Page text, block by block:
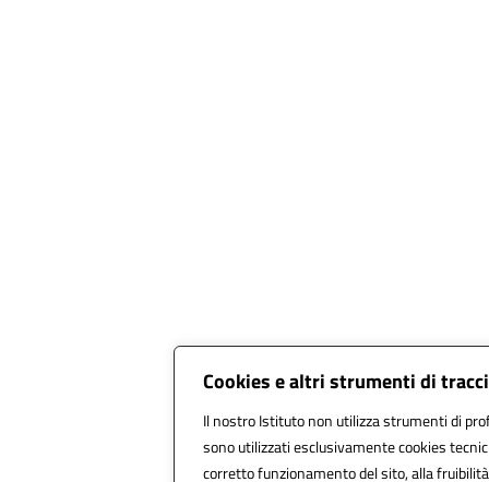
Cookies e altri strumenti di
Il nostro Istituto non utilizza strumenti di
sono utilizzati esclusivamente cookies
corretto funzionamento del sito, alla